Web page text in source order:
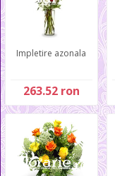
Impletire azonala
263.52 ron